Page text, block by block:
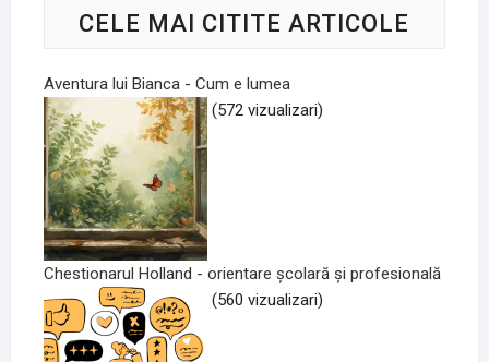
CELE MAI CITITE ARTICOLE
Aventura lui Bianca - Cum e lumea
(572 vizualizari)
Chestionarul Holland - orientare școlară și profesională
(560 vizualizari)